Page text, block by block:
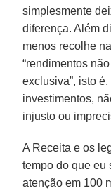
simplesmente
diferença. Além
menos recolhe
“rendimentos
exclusiva”, isto
investimentos,
injusto ou
A Receita e os
tempo do que eu
atenção em 100